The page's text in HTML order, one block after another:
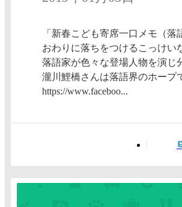
「新春こども寄席一口メモ（落
おわりに落ちをつけるこっけい
落語家が色々な登場人物を演じ
瀧川鯉橋さんは落語界のホープ
https://www.faceboo...